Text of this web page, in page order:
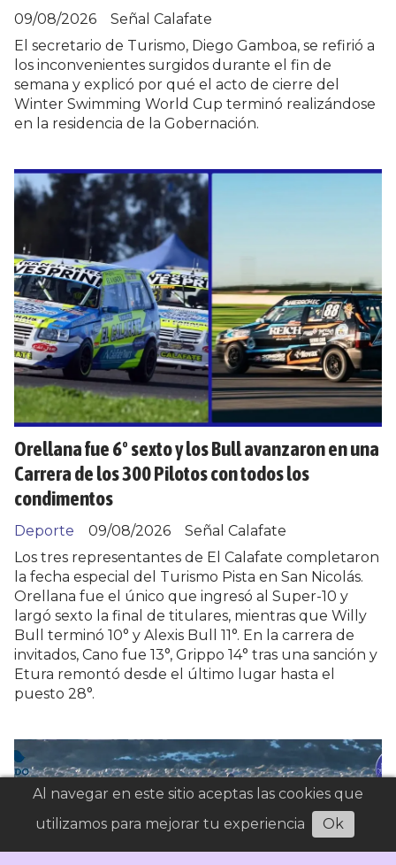
Señal Calafate
09/08/2026
El secretario de Turismo, Diego Gamboa, se refirió a
los inconvenientes surgidos durante el fin de
semana y explicó por qué el acto de cierre del
Winter Swimming World Cup terminó realizándose
en la residencia de la Gobernación.
Orellana fue 6º sexto y los Bull avanzaron en una
Carrera de los 300 Pilotos con todos los
condimentos
Señal Calafate
Deporte
09/08/2026
Los tres representantes de El Calafate completaron
la fecha especial del Turismo Pista en San Nicolás.
Orellana fue el único que ingresó al Super-10 y
largó sexto la final de titulares, mientras que Willy
Bull terminó 10° y Alexis Bull 11°. En la carrera de
invitados, Cano fue 13°, Grippo 14° tras una sanción y
Etura remontó desde el último lugar hasta el
puesto 28°.
Al navegar en este sitio aceptas las cookies que
utilizamos para mejorar tu experiencia
Ok